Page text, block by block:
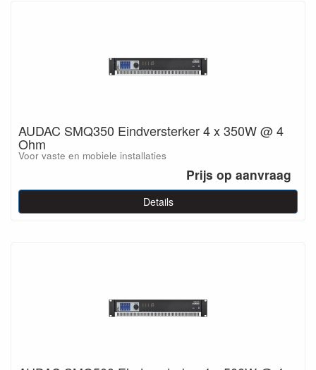
AUDAC SMQ350 Eindversterker 4 x 350W @ 4
Ohm
Voor vaste en mobiele installaties
Prijs op aanvraag
Details